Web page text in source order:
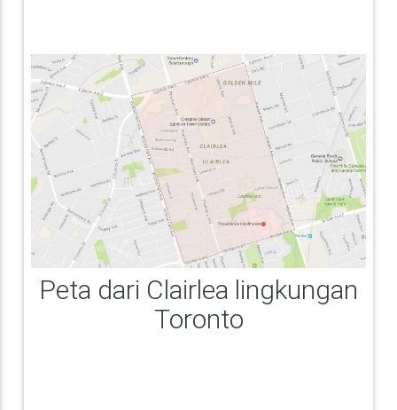
Peta dari Clairlea lingkungan
Toronto